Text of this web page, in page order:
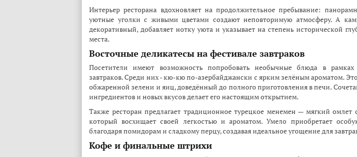
Интерьер ресторана вдохновляет на продолжительное пребывание:
уютные уголки с живыми цветами создают неповторимую атмосферу. А
декоративный, добавляет нотку уюта и указывает на степень исторической
места.
Восточные деликатесы на фестивале завтраков
Посетители имеют возможность попробовать необычные блюда в рамках
завтраков. Среди них - кю-кю по-азербайджански с ярким зелёным ароматом.
обжаренной зелени и яиц, доведённый до полного приготовления в печи.
ингредиентов и новых вкусов делает его настоящим открытием.
Также ресторан предлагает традиционное турецкое менемен — мягкий омлет
который восхищает своей легкостью и ароматом. Умело приобретает
благодаря помидорам и сладкому перцу, создавая идеальное угощение для
Кофе и финальные штрихи